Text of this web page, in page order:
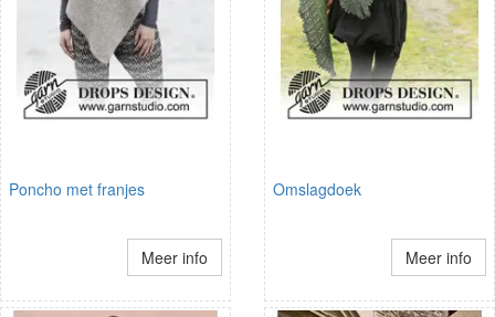
Poncho met franjes
Meer info
Omslagdoek
Meer info